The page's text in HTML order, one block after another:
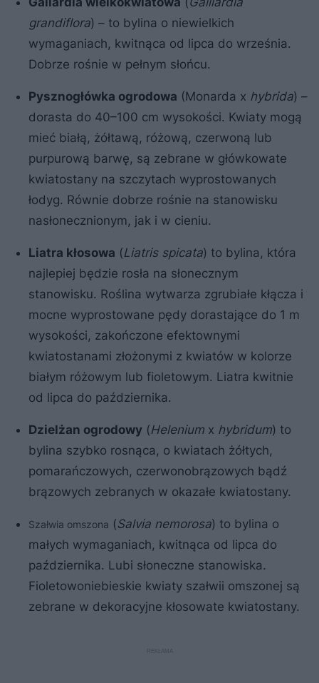
grandiflora) – to bylina o niewielkich
wymaganiach, kwitnąca od lipca do września.
Dobrze rośnie w pełnym słońcu.
Pysznogłówka ogrodowa (Monarda x hybrida) –
dorasta do 40–100 cm wysokości. Kwiaty mogą
mieć białą, żółtawą, różową, czerwoną lub
purpurową barwę, są zebrane w główkowate
kwiatostany na szczytach wyprostowanych
łodyg. Równie dobrze rośnie na stanowisku
nasłonecznionym, jak i w cieniu.
Liatra kłosowa (Liatris spicata) to bylina, która
najlepiej będzie rosła na słonecznym
stanowisku. Roślina wytwarza zgrubiałe kłącza i
mocne wyprostowane pędy dorastające do 1 m
wysokości, zakończone efektownymi
kwiatostanami złożonymi z kwiatów w kolorze
białym różowym lub fioletowym. Liatra kwitnie
od lipca do października.
Dzielżan ogrodowy (Helenium x hybridum) to
bylina szybko rosnąca, o kwiatach żółtych,
pomarańczowych, czerwonobrązowych bądź
brązowych zebranych w okazałe kwiatostany.
Szałwia omszona (Salvia nemorosa) to bylina o
małych wymaganiach, kwitnąca od lipca do
października. Lubi słoneczne stanowiska.
Fioletowoniebieskie kwiaty szałwii omszonej są
zebrane w dekoracyjne kłosowate kwiatostany.